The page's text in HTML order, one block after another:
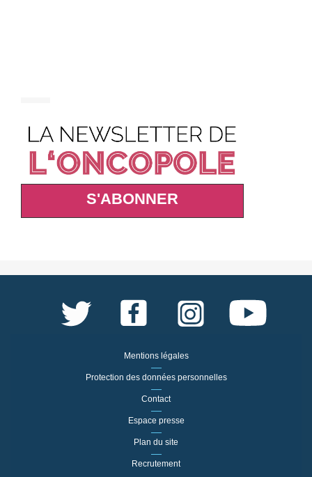
S'ABONNER
Mentions légales
Protection des données personnelles
Contact
Espace presse
Plan du site
Recrutement